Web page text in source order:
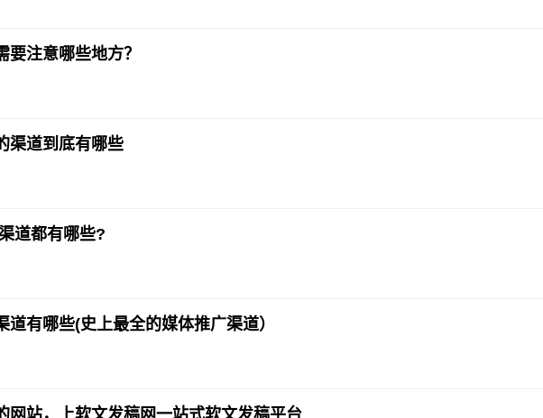
注意哪些地方？
渠道到底有哪些
道都有哪些?
有哪些(史上最全的媒体推广渠道）